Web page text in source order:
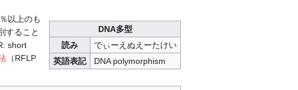
DNA多型
読み
でぃーえぬえーたけい
英語表記
DNA polymorphism
以上のも
すること
short
（RFLP